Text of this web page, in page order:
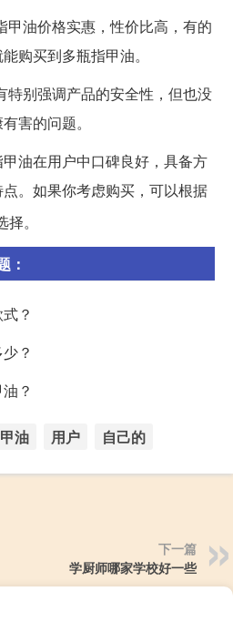
甲油价格实惠，性价比高，有的
购买到多瓶指甲油。
特别强调产品的安全性，但也没
害的问题。
油在用户中口碑良好，具备方
。如果你考虑购买，可以根据
。
：
？
？
？
油 用户 自己的
下一篇
学厨师哪家学校好一些